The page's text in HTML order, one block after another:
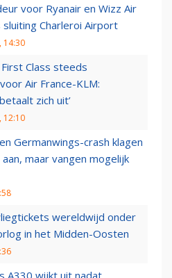
voor Ryanair en Wizz Air
Charleroi Airport
14:30
Class steeds
Air France-KLM:
zich uit’
12:10
Germanwings-crash klagen
maar vangen mogelijk
wereldwijd onder
in het Midden-Oosten
A330 wijkt uit nadat